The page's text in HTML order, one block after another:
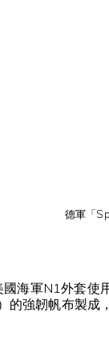
德軍「
國海軍N1外套使
的強韌帆布製成